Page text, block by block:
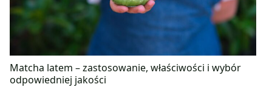
Matcha latem – zastosowanie, właściwości i wybór
odpowiedniej jakości